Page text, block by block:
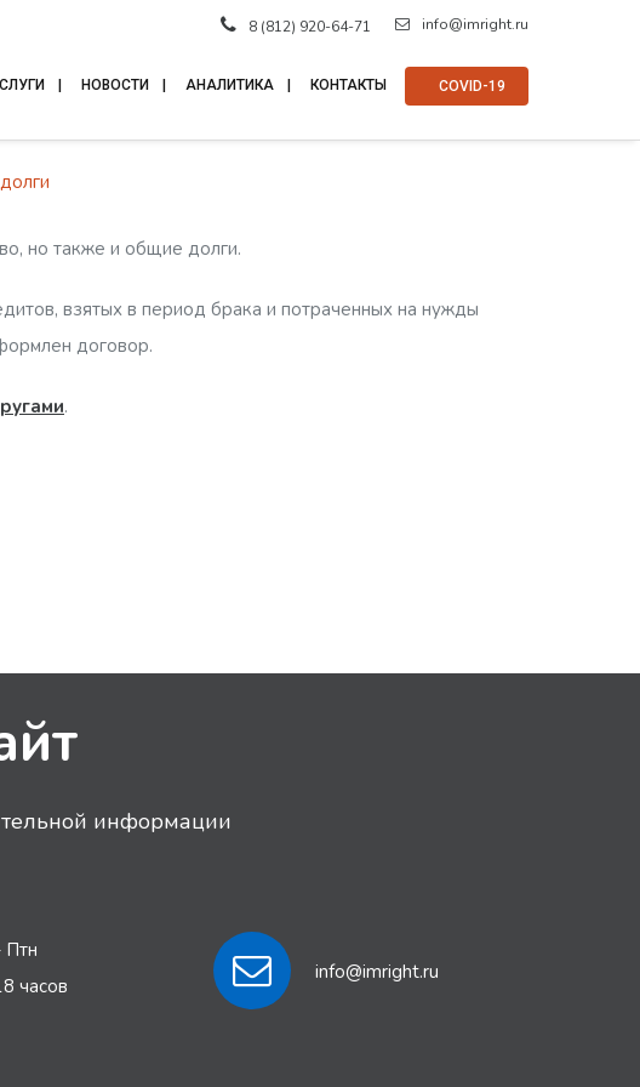
info@imright.ru
8 (812) 920-64-71
НОВОСТИ АНАЛИТИКА КОНТАКТЫ ⠀COVID-19
но также и общие долги.
взятых в период брака и потраченных на нужды
договор.
.
информации
Птн
часов
info@imright.ru